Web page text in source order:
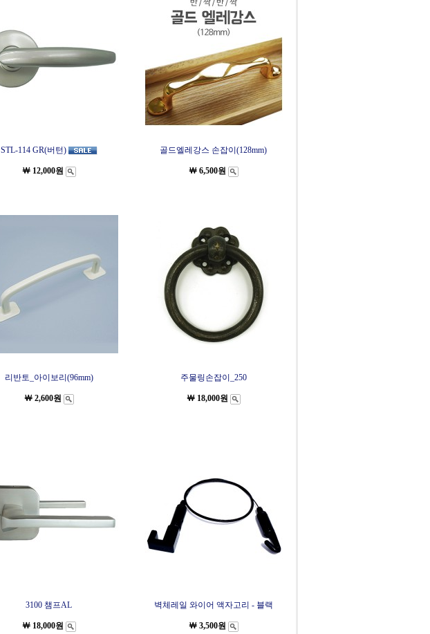
STL-114 GR(버턴)
￦ 12,000원
골드엘레강스 손잡이(128mm)
￦ 6,500원
리반토_아이보리(96mm)
￦ 2,600원
주물링손잡이_250
￦ 18,000원
3100 챔프AL
￦ 18,000원
벽체레일 와이어 액자고리 - 블랙
￦ 3,500원